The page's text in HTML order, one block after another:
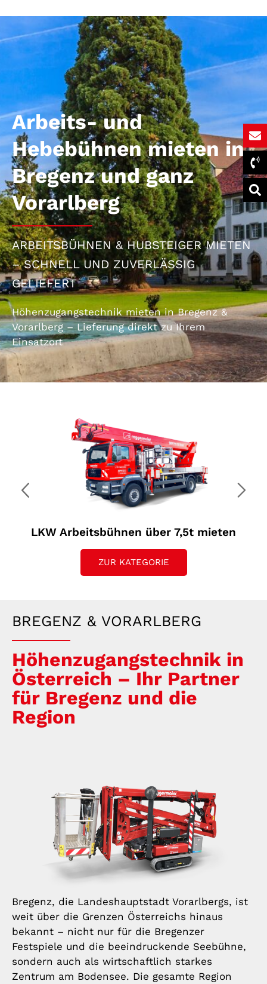
Bregenz & Vorarlberg
Arbeits- und
Hebebühnen mieten in
Bregenz und ganz
Vorarlberg
ARBEITSBÜHNEN & HUBSTEIGER MIETEN
– SCHNELL UND ZUVERLÄSSIG
GELIEFERT
Höhenzugangstechnik mieten in Bregenz &
Vorarlberg – Lieferung direkt zu Ihrem
Einsatzort
LKW Arbeitsbühnen über 7,5t mieten
ZUR KATEGORIE
BREGENZ & VORARLBERG
Höhenzugangstechnik in
Österreich – Ihr Partner
für Bregenz und die
Region
Bregenz, die Landeshauptstadt Vorarlbergs, ist
weit über die Grenzen Österreichs hinaus
bekannt – nicht nur für die Bregenzer
Festspiele und die beeindruckende Seebühne,
sondern auch als wirtschaftlich starkes
Zentrum am Bodensee. Die gesamte Region